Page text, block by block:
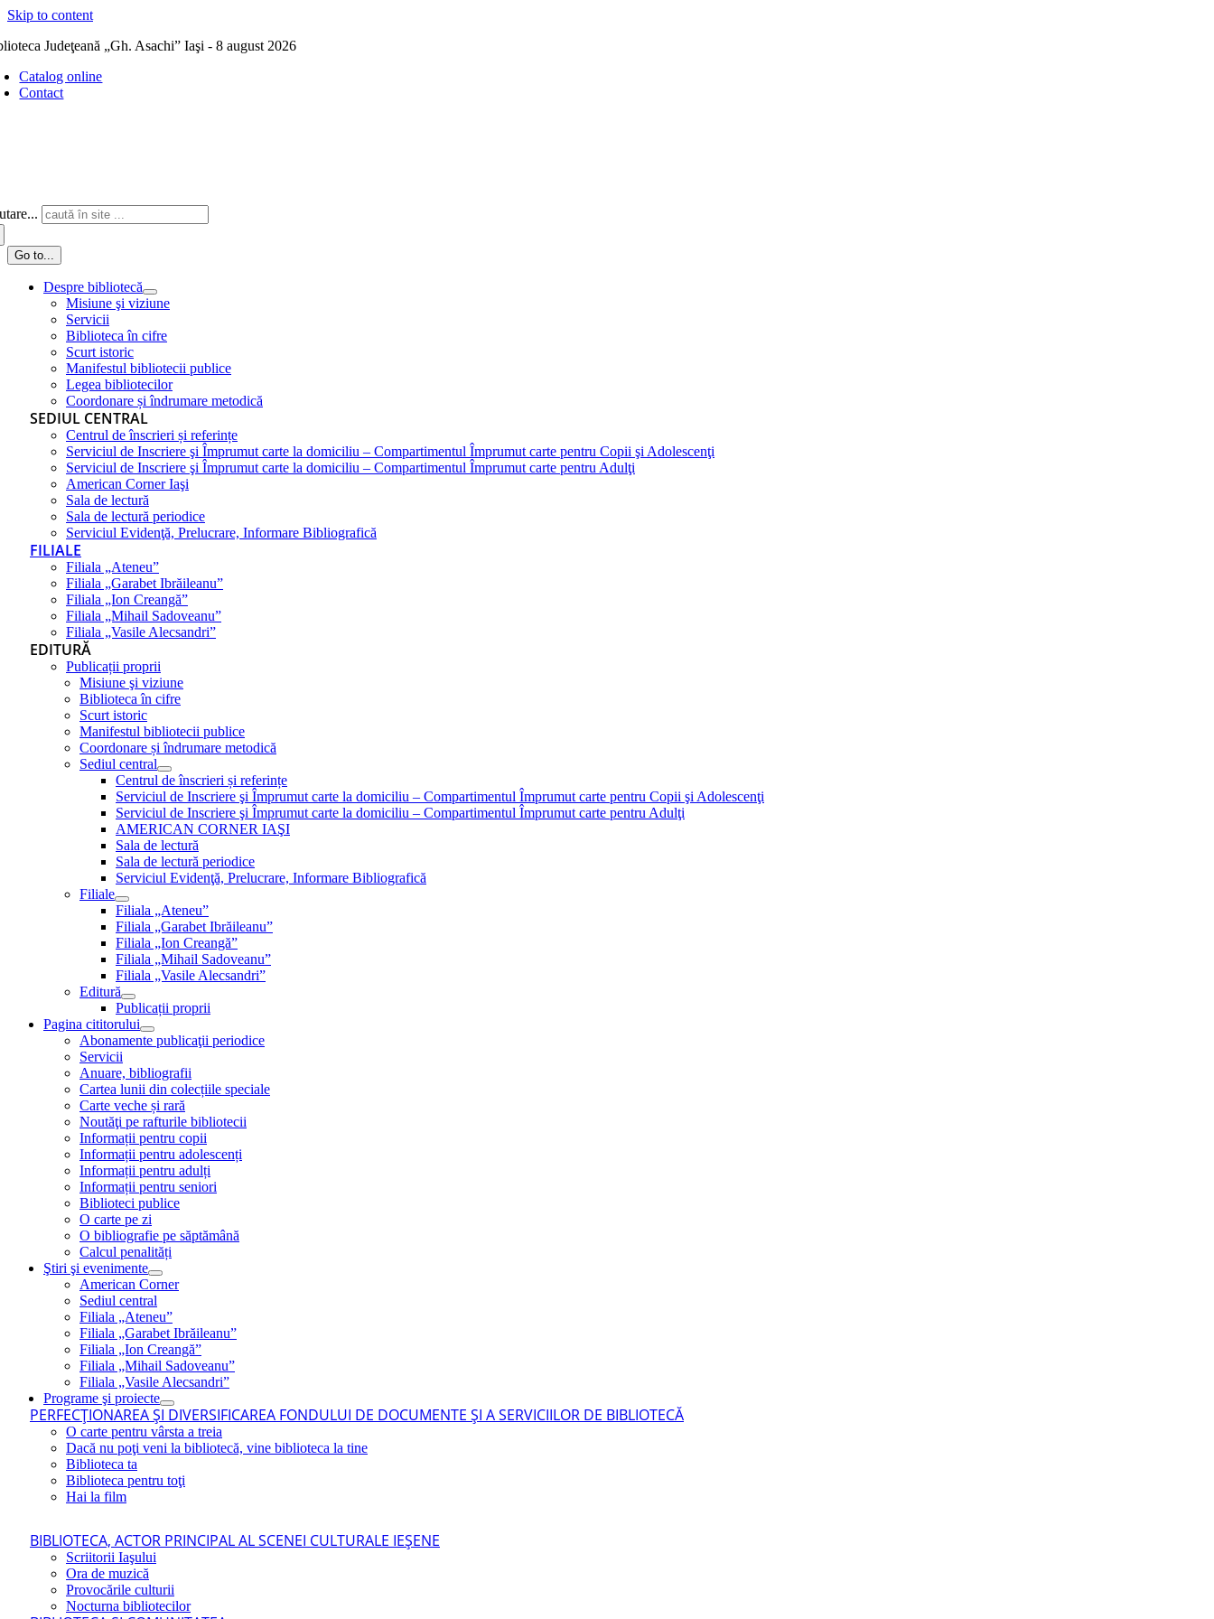
Skip to content
Judeţeană „Gh. Asachi” Iaşi - 8 august 2026
Catalog online
Contact
Go to...
Despre bibliotecă
Misiune şi viziune
Servicii
Biblioteca în cifre
Scurt istoric
Manifestul bibliotecii publice
Legea bibliotecilor
Coordonare și îndrumare metodică
SEDIUL CENTRAL
Centrul de înscrieri și referințe
Serviciul de Inscriere şi Împrumut carte la domiciliu – Compartimentul Împrumut carte pentru Copii şi Adolescenţi
Serviciul de Inscriere şi Împrumut carte la domiciliu – Compartimentul Împrumut carte pentru Adulţi
American Corner Iaşi
Sala de lectură
Sala de lectură periodice
Serviciul Evidenţă, Prelucrare, Informare Bibliografică
FILIALE
Filiala „Ateneu”
Filiala „Garabet Ibrăileanu”
Filiala „Ion Creangă”
Filiala „Mihail Sadoveanu”
Filiala „Vasile Alecsandri”
EDITURĂ
Publicații proprii
Misiune şi viziune
Biblioteca în cifre
Scurt istoric
Manifestul bibliotecii publice
Coordonare și îndrumare metodică
Sediul central
Centrul de înscrieri și referințe
Serviciul de Inscriere şi Împrumut carte la domiciliu – Compartimentul Împrumut carte pentru Copii şi Adolescenţi
Serviciul de Inscriere şi Împrumut carte la domiciliu – Compartimentul Împrumut carte pentru Adulţi
AMERICAN CORNER IAŞI
Sala de lectură
Sala de lectură periodice
Serviciul Evidenţă, Prelucrare, Informare Bibliografică
Filiale
Filiala „Ateneu”
Filiala „Garabet Ibrăileanu”
Filiala „Ion Creangă”
Filiala „Mihail Sadoveanu”
Filiala „Vasile Alecsandri”
Editură
Publicații proprii
Pagina cititorului
Abonamente publicaţii periodice
Servicii
Anuare, bibliografii
Cartea lunii din colecțiile speciale
Carte veche și rară
Noutăţi pe rafturile bibliotecii
Informații pentru copii
Informații pentru adolescenți
Informații pentru adulți
Informații pentru seniori
Biblioteci publice
O carte pe zi
O bibliografie pe săptămână
Calcul penalități
Ştiri şi evenimente
American Corner
Sediul central
Filiala „Ateneu”
Filiala „Garabet Ibrăileanu”
Filiala „Ion Creangă”
Filiala „Mihail Sadoveanu”
Filiala „Vasile Alecsandri”
Programe şi proiecte
PERFECŢIONAREA ŞI DIVERSIFICAREA FONDULUI DE DOCUMENTE ŞI A SERVICIILOR DE BIBLIOTECĂ
O carte pentru vârsta a treia
Dacă nu poţi veni la bibliotecă, vine biblioteca la tine
Biblioteca ta
Biblioteca pentru toţi
Hai la film
BIBLIOTECA, ACTOR PRINCIPAL AL SCENEI CULTURALE IEŞENE
Scriitorii Iaşului
Ora de muzică
Provocările culturii
Nocturna bibliotecilor